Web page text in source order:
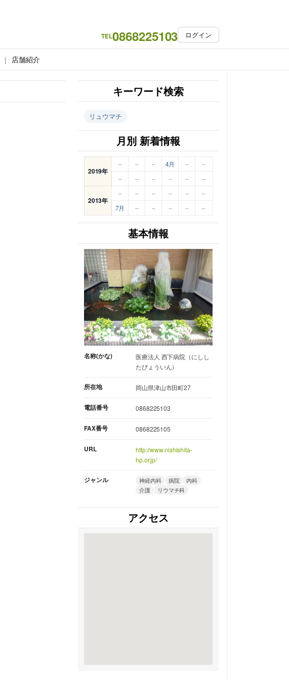
TEL0868225103 ログイン
店舗紹介
キーワード検索
リュウマチ
月別 新着情報
2019年
– – – 4月 –
–
–
– – – – –
2013年
– – – – –
–
7月
– – – – –
基本情報
名称(かな)
医療法人 西下病院（にしし
たびょういん）
所在地 岡山県津山市田町27
電話番号 0868225103
FAX番号 0868225105
URL
http://www.nishishita-
hp.or.jp/
ジャンル 神経内科 病院
内科
介護
リウマチ科
アクセス